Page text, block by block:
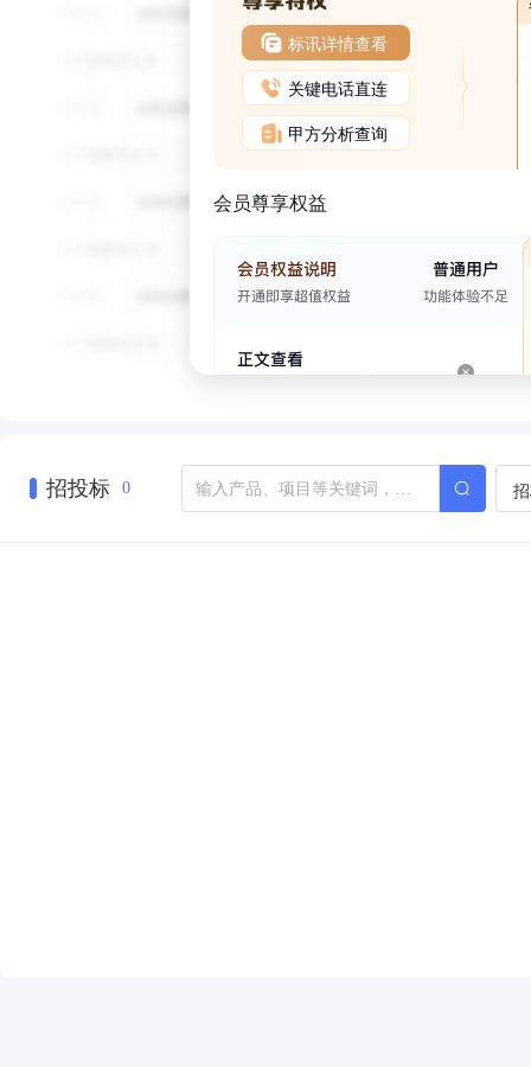
标讯详情查看
关键电话直连
甲方分析查询
会员尊享权益
招投标 0